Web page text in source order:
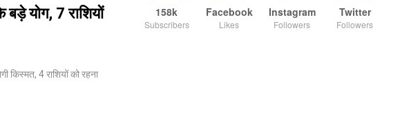
योग, 7 राशियों
4 राशियों को रहना
158k
Subscribers
Facebook
Likes
Instagram
Followers
Twitter
Followers